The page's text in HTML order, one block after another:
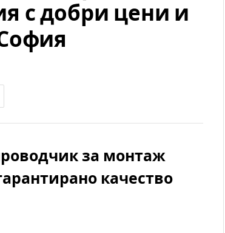
с добри цени и
за монтаж
качество